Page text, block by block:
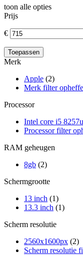
toon alle opties
Prijs
€
Merk
Apple (2)
Merk filter
Processor
Intel core i5 8257u
Processor filter
RAM geheugen
8gb (2)
Schermgrootte
13 inch (1)
13.3 inch (1)
Scherm resolutie
2560x1600px (2)
Scherm resolutie